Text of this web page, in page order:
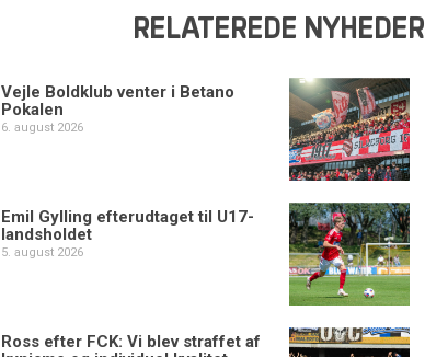
RELATEREDE NYHEDER
Vejle Boldklub venter i Betano
Pokalen
6. august 2026
Emil Gylling efterudtaget til U17-
landsholdet
5. august 2026
Ross efter FCK: Vi blev straffet af